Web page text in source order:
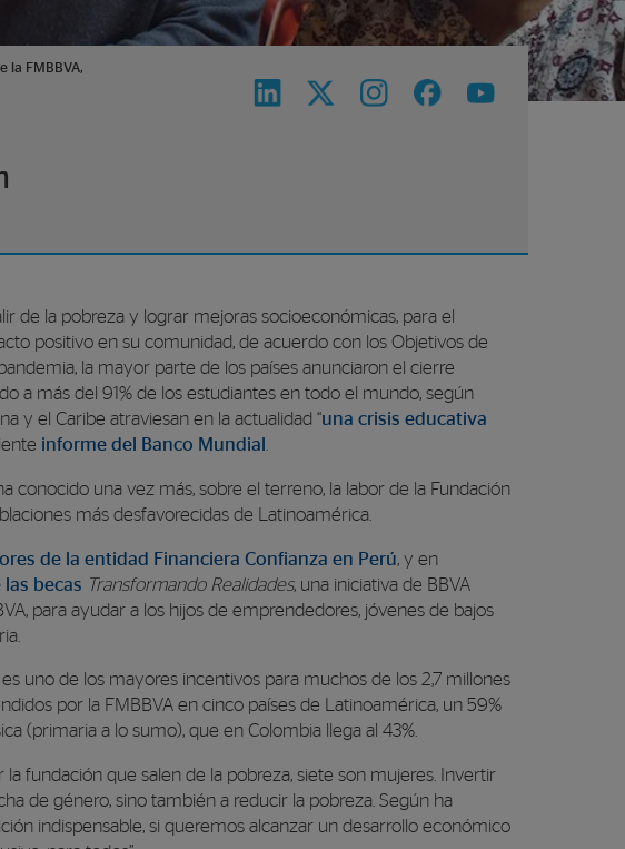
la FMBBVA,
de la pobreza y lograr mejoras socioeconómicas, para el
positivo en su comunidad, de acuerdo con los Objetivos de
la mayor parte de los países anunciaron el cierre
a más del 91% de los estudiantes en todo el mundo, según
y el Caribe atraviesan en la actualidad “una crisis educativa
informe del Banco Mundial
conocido una vez más, sobre el terreno, la labor de la Fundación
más desfavorecidas de Latinoamérica.
de la entidad Financiera Confianza en Perú, y en
becas Transformando Realidades, una iniciativa de BBVA
para ayudar a los hijos de emprendedores, jóvenes de bajos
uno de los mayores incentivos para muchos de los 2,7 millones
por la FMBBVA en cinco países de Latinoamérica, un 59%
(primaria a lo sumo), que en Colombia llega al 43%.
la fundación que salen de la pobreza, siete son mujeres. Invertir
de género, sino también a reducir la pobreza. Según ha
indispensable, si queremos alcanzar un desarrollo económico